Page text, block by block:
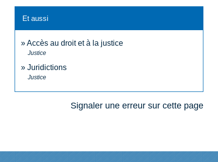
Et aussi
Accès au droit et à la justice
Justice
Juridictions
Justice
Signaler une erreur sur cette page